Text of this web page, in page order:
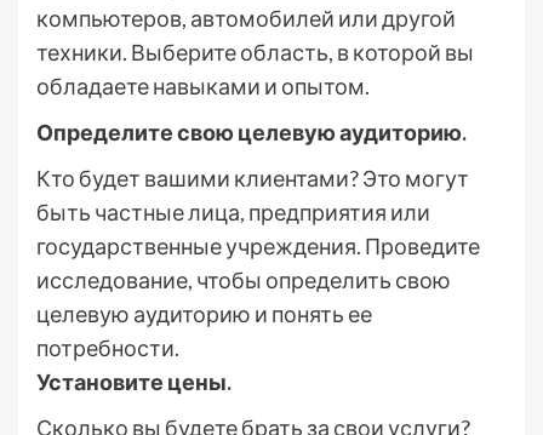
компьютеров, автомобилей или другой
техники. Выберите область, в которой вы
обладаете навыками и опытом.
Определите свою целевую аудиторию.
Кто будет вашими клиентами? Это могут
быть частные лица, предприятия или
государственные учреждения. Проведите
исследование, чтобы определить свою
целевую аудиторию и понять ее
потребности.
Установите цены.
Сколько вы будете брать за свои услуги?